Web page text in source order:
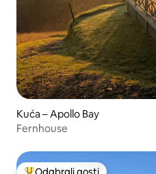
Kuća – Apollo Bay
Fernhouse